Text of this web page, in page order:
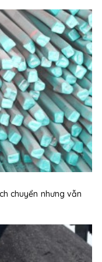
chuyển nhưng vẫn